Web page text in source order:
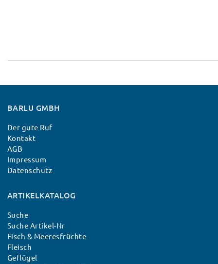
BARLU GMBH
Der gute Ruf
Kontakt
AGB
Impressum
Datenschutz
ARTIKELKATALOG
Suche
Suche Artikel-Nr
Fisch & Meeresfrüchte
Fleisch
Geflügel